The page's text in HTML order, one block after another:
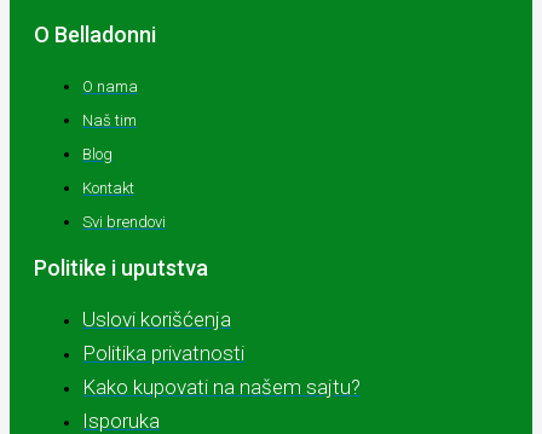
O Belladonni
O nama
Naš tim
Blog
Kontakt
Svi brendovi
Politike i uputstva
Uslovi korišćenja
Politika privatnosti
Kako kupovati na našem sajtu?
Isporuka